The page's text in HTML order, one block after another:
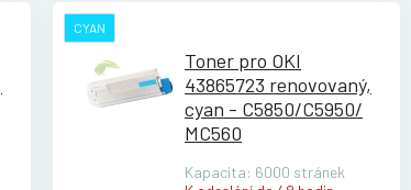
CYAN
Toner pro OKI
43865723 renovovaný,
cyan - C5850/C5950/
MC560
Kapacita: 6000 stránek